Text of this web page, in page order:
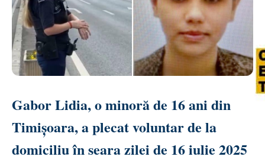
Gabor Lidia, o minoră de 16 ani din
Timișoara, a plecat voluntar de la
domiciliu în seara zilei de 16 iulie 2025